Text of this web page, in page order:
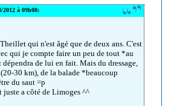
2012 à 09h08:
qui n'est âgé que de deux ans. C'est
qui je compte faire un peu de tout *au
de lui en fait. Mais du dressage,
30 km), de la balade *beaucoup
du saut =p
juste a côté de Limoges ^^